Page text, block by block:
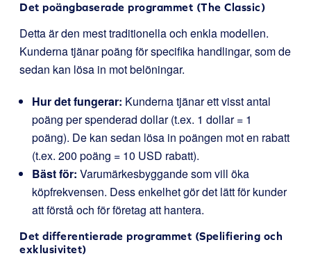
Det poängbaserade programmet (The Classic)
Detta är den mest traditionella och enkla modellen.
Kunderna tjänar poäng för specifika handlingar, som de
sedan kan lösa in mot belöningar.
Hur det fungerar: Kunderna tjänar ett visst antal
poäng per spenderad dollar (t.ex. 1 dollar = 1
poäng). De kan sedan lösa in poängen mot en rabatt
(t.ex. 200 poäng = 10 USD rabatt).
Bäst för: Varumärkesbyggande som vill öka
köpfrekvensen. Dess enkelhet gör det lätt för kunder
att förstå och för företag att hantera.
Det differentierade programmet (Spelifiering och
exklusivitet)